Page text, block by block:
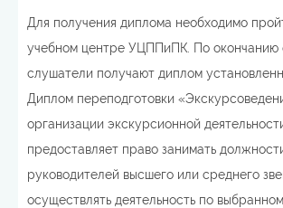
Для получения диплома необходимо
учебном центре УЦППиПК. По окончанию
слушатели получают диплом
Диплом переподготовки
организации экскурсионной
предоставляет право занимать
руководителей высшего или среднего
осуществлять деятельность по